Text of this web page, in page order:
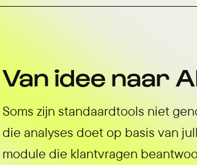
Van idee naar
Soms zijn standaardtools niet
die analyses doet op basis van
module die klantvragen